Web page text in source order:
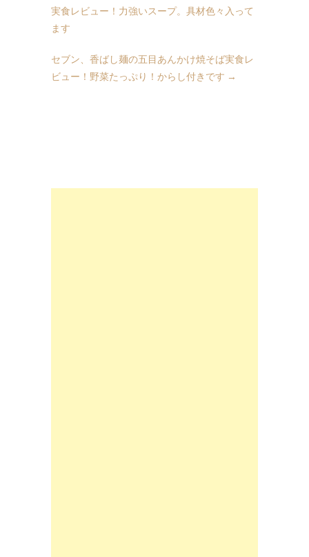
実食レビュー！力強いスープ。具材色々入って
ます
セブン、香ばし麺の五目あんかけ焼そば実食レ
ビュー！野菜たっぷり！からし付きです →